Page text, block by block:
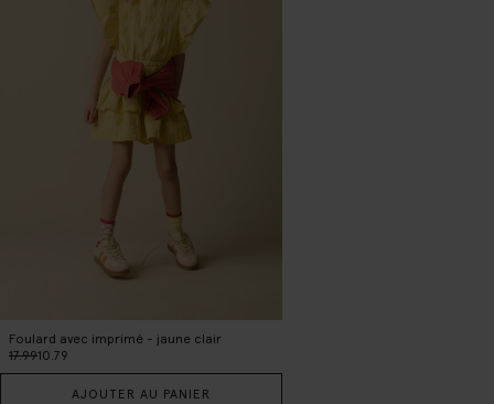
Foulard avec imprimé - jaune clair
17.9910.79
AJOUTER AU PANIER